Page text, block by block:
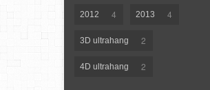
2012 4 2013 4
3D ultrahang 2
4D ultrahang 2